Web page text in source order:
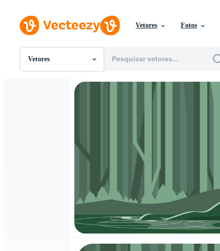
Vetores Fotos
Vetores
Todas Imagens
Motion graphics
Imagens Editoriais